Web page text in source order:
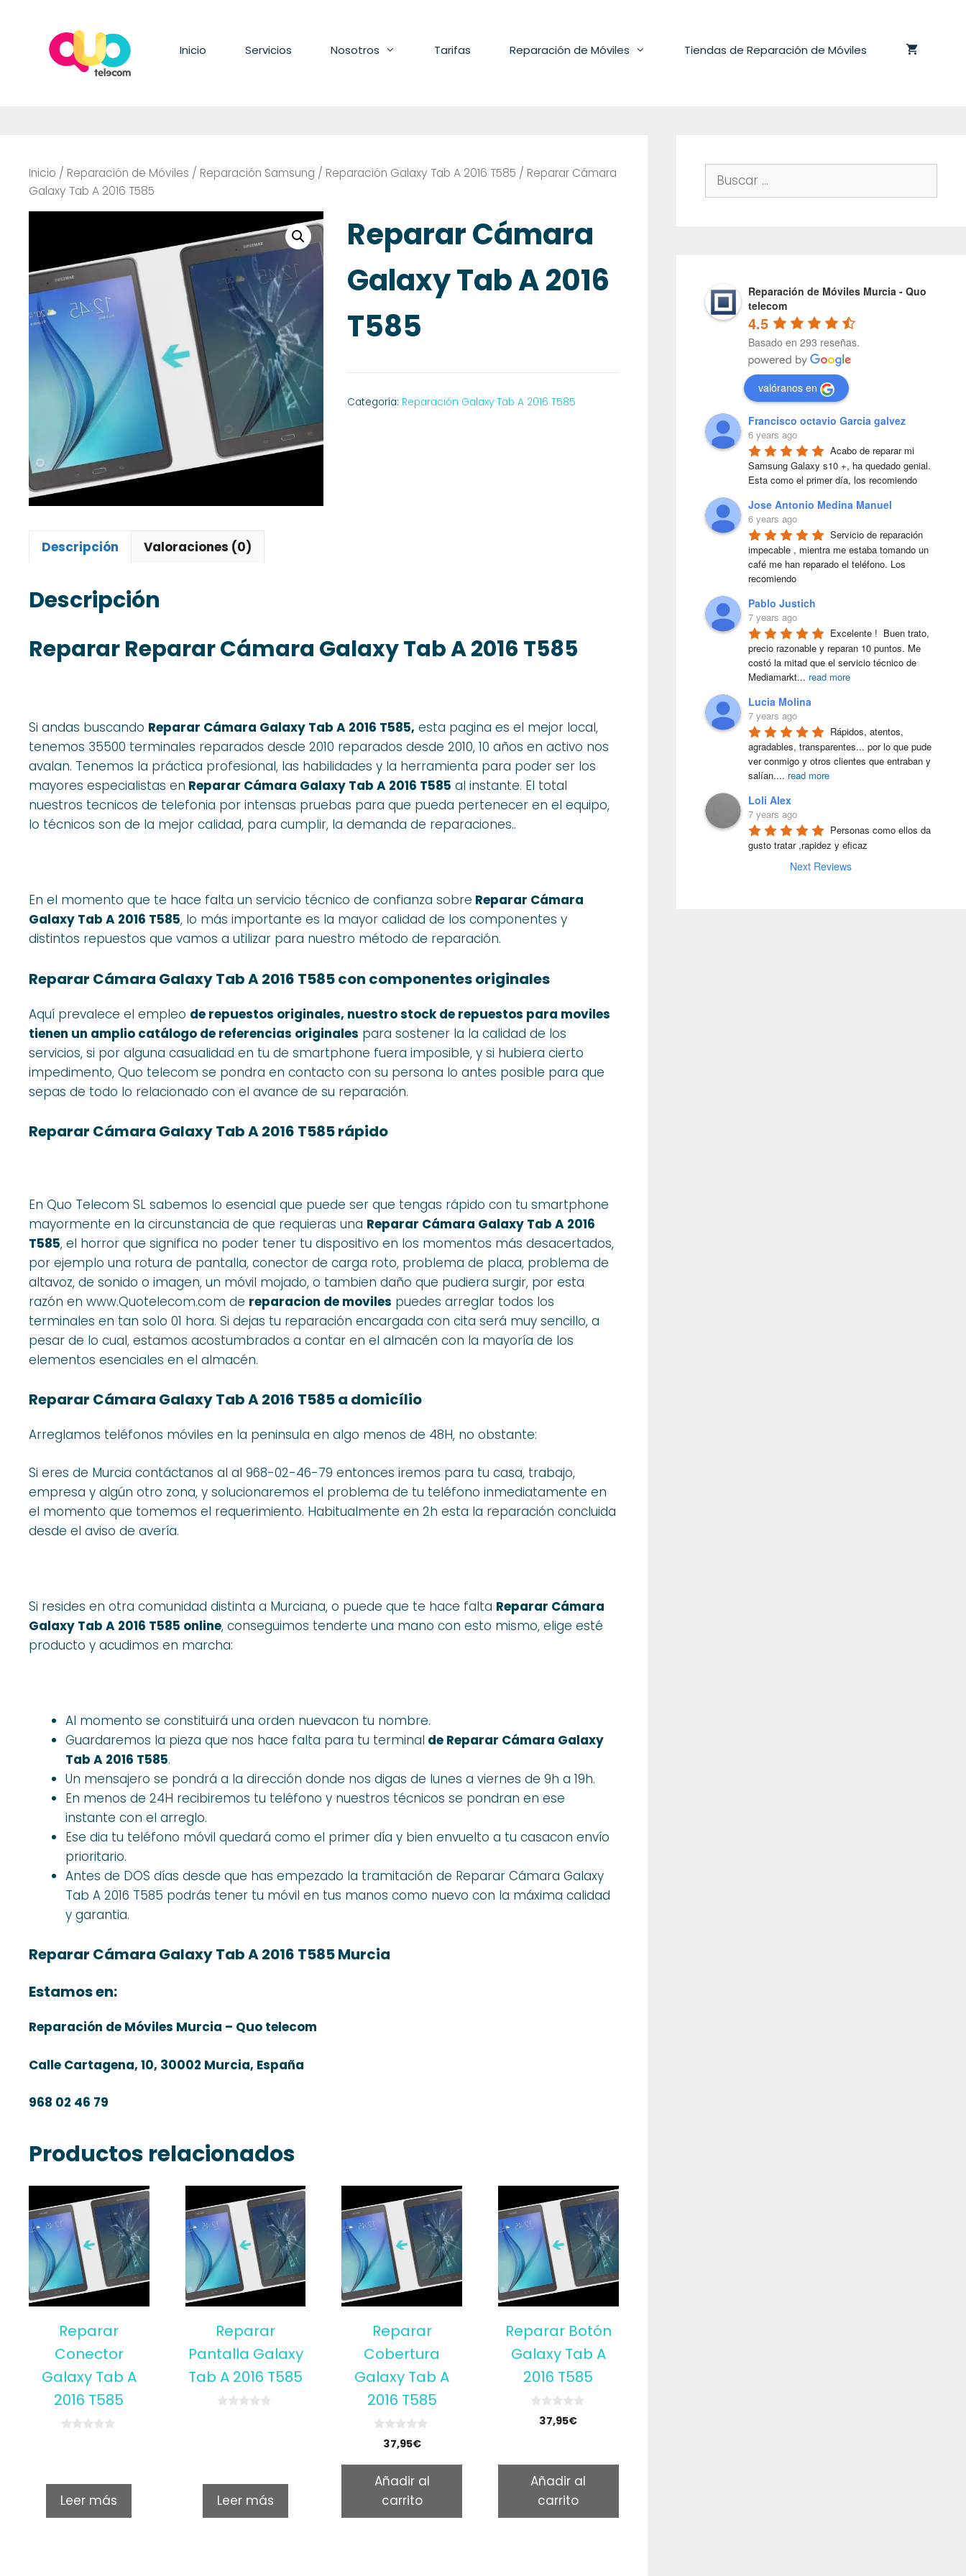
contenido
Inicio Servicios Nosotros Tarifas Reparación de Móviles Tiendas de Reparación de Móviles
Inicio / Reparación de Móviles / Reparación Samsung / Reparación Galaxy Tab A 2016 T585 / Reparar Cámara
Galaxy Tab A 2016 T585
Reparar Cámara
Galaxy Tab A 2016
T585
Categoría: Reparación Galaxy Tab A 2016 T585
Descripción Valoraciones (0)
Descripción
Reparar Reparar Cámara Galaxy Tab A 2016 T585
Si andas buscando Reparar Cámara Galaxy Tab A 2016 T585, esta pagina es el mejor local,
tenemos 35500 terminales reparados desde 2010 reparados desde 2010, 10 años en activo nos
avalan. Tenemos la práctica profesional, las habilidades y la herramienta para poder ser los
mayores especialistas en Reparar Cámara Galaxy Tab A 2016 T585 al instante. El total
nuestros tecnicos de telefonia por intensas pruebas para que pueda pertenecer en el equipo,
lo técnicos son de la mejor calidad, para cumplir, la demanda de reparaciones..
En el momento que te hace falta un servicio técnico de confianza sobre Reparar Cámara
Galaxy Tab A 2016 T585, lo más importante es la mayor calidad de los componentes y
distintos repuestos que vamos a utilizar para nuestro método de reparación.
Reparar Cámara Galaxy Tab A 2016 T585 con componentes originales
Aquí prevalece el empleo de repuestos originales, nuestro stock de repuestos para moviles
tienen un amplio catálogo de referencias originales para sostener la la calidad de los
servicios, si por alguna casualidad en tu de smartphone fuera imposible, y si hubiera cierto
impedimento, Quo telecom se pondra en contacto con su persona lo antes posible para que
sepas de todo lo relacionado con el avance de su reparación.
Reparar Cámara Galaxy Tab A 2016 T585 rápido
En Quo Telecom SL sabemos lo esencial que puede ser que tengas rápido con tu smartphone
mayormente en la circunstancia de que requieras una Reparar Cámara Galaxy Tab A 2016
T585, el horror que significa no poder tener tu dispositivo en los momentos más desacertados,
por ejemplo una rotura de pantalla, conector de carga roto, problema de placa, problema de
altavoz, de sonido o imagen, un móvil mojado, o tambien daño que pudiera surgir, por esta
razón en www.Quotelecom.com de reparacion de moviles puedes arreglar todos los
terminales en tan solo 01 hora. Si dejas tu reparación encargada con cita será muy sencillo, a
pesar de lo cual, estamos acostumbrados a contar en el almacén con la mayoría de los
elementos esenciales en el almacén.
Reparar Cámara Galaxy Tab A 2016 T585 a domicílio
Arreglamos teléfonos móviles en la peninsula en algo menos de 48H, no obstante:
Si eres de Murcia contáctanos al al 968-02-46-79 entonces iremos para tu casa, trabajo,
empresa y algún otro zona, y solucionaremos el problema de tu teléfono inmediatamente en
el momento que tomemos el requerimiento. Habitualmente en 2h esta la reparación concluida
desde el aviso de avería.
Si resides en otra comunidad distinta a Murciana, o puede que te hace falta Reparar Cámara
Galaxy Tab A 2016 T585 online, conseguimos tenderte una mano con esto mismo, elige esté
producto y acudimos en marcha:
Al momento se constituirá una orden nuevacon tu nombre.
Guardaremos la pieza que nos hace falta para tu terminal de Reparar Cámara Galaxy
Tab A 2016 T585.
Un mensajero se pondrá a la dirección donde nos digas de lunes a viernes de 9h a 19h.
En menos de 24H recibiremos tu teléfono y nuestros técnicos se pondran en ese
instante con el arreglo.
Ese dia tu teléfono móvil quedará como el primer día y bien envuelto a tu casacon envío
prioritario.
Antes de DOS días desde que has empezado la tramitación de Reparar Cámara Galaxy
Tab A 2016 T585 podrás tener tu móvil en tus manos como nuevo con la máxima calidad
y garantia.
Reparar Cámara Galaxy Tab A 2016 T585 Murcia
Estamos en:
Reparación de Móviles Murcia – Quo telecom
Calle Cartagena, 10, 30002 Murcia, España
968 02 46 79
Productos relacionados
Reparar
Conector
Galaxy Tab A
2016 T585
5
Leer más
Reparar
Pantalla Galaxy
Tab A 2016 T585
Leer más
Reparar
Cobertura
Galaxy Tab A
2016 T585
o
f
37,95€
Añadir al
carrito
Reparar Botón
Galaxy Tab A
2016 T585
f
5
37,95€
Añadir al
carrito
Buscar:
Reparación de Móviles Murcia - Quo
telecom
4.5
Basado en 293 reseñas.
valóranos en
Francisco octavio Garcia galvez
6 years ago
Acabo de reparar mi
Samsung Galaxy s10 +, ha quedado genial.
Esta como el primer día, los recomiendo
Jose Antonio Medina Manuel
6 years ago
Servicio de reparación
impecable , mientra me estaba tomando un
café me han reparado el teléfono. Los
recomiendo
Pablo Justich
7 years ago
Excelente !  Buen trato,
precio razonable y reparan 10 puntos. Me
costó la mitad que el servicio técnico de
Mediamarkt... read more
Lucia Molina
7 years ago
Rápidos, atentos,
agradables, transparentes... por lo que pude
ver conmigo y otros clientes que entraban y
salían.... read more
Loli Alex
7 years ago
Personas como ellos da
gusto tratar ,rapidez y eficaz
Next Reviews